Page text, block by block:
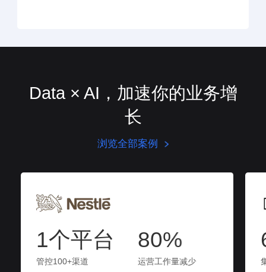
Data × AI，加速你的业务增
长
浏览全部案例
1个平台
管控100+渠道
80%
运营工作量减少